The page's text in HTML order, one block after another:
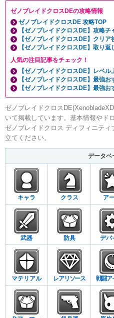
ゼノブレイドクロスDEの攻略情報
ゼノブレイドクロスDE 攻略TOP
【ゼノブレイドクロスDE】攻略チ
【ゼノブレイドクロスDE】クリア
【ゼノブレイドクロスDE】取り返
人気の注目記事をチェック！
【ゼノブレイドクロスDE】レベ
【ゼノブレイドクロスDE】最強お
【ゼノブレイドクロスDE】最強お
ゼノブレイドクロス
いて掲載しています。基本情報やド
ゼノブレイドクロス ディフィニテ
立てください。
データベ
キャラ クラス ア
武器 防具 デバ
マテリアル レアリソース 戦闘ア